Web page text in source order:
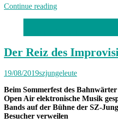
Continue reading„München
unterwegs
mit
Der Reiz des
19/08/2019szjungeleute
Beim Sommerfest des
Open Air elektronische Musik
Bands auf der Bühne der SZ-
Besucher verweilen